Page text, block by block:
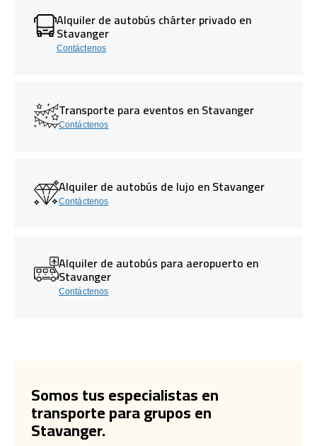
Alquiler de autobús chárter privado en
Stavanger
Contáctenos
Transporte para eventos en Stavanger
Contáctenos
Alquiler de autobús de lujo en Stavanger
Contáctenos
Alquiler de autobús para aeropuerto en
Stavanger
Contáctenos
Somos tus especialistas en
transporte para grupos en
Stavanger.